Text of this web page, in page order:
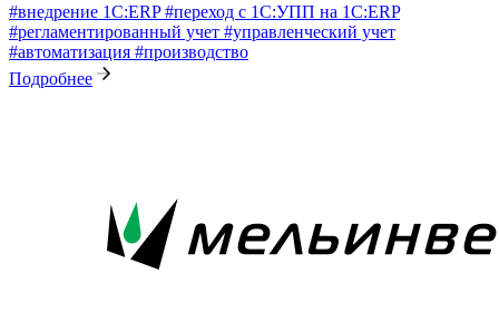
#внедрение 1С:ERP #переход с 1С:УПП на 1С:ERP
#регламентированный учет #управленческий учет
#автоматизация #производство
Подробнее